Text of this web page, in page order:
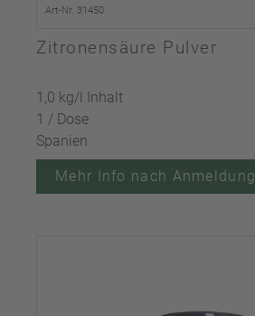
Art-Nr. 31450
Zitronensäure Pulver
1,0 kg/l Inhalt
1 / Dose
Spanien
Mehr Info nach Anmeldung